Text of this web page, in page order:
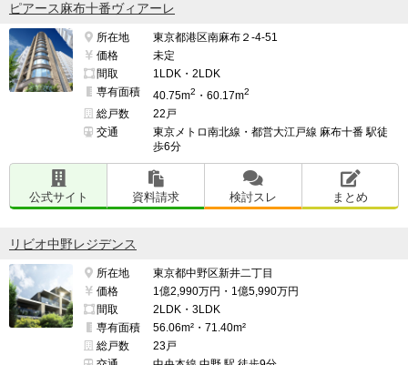
ピアース麻布十番ヴィアーレ
所在地
東京都港区南麻布２-4-51
価格
未定
間取
1LDK・2LDK
専有面積
40.75m2 ・60.17m2
総戸数
22戸
交通
東京メトロ南北線・都営大江戸線 麻布十番 駅徒
歩6分
公式サイト 資料請求 検討スレ まとめ
リビオ中野レジデンス
所在地
東京都中野区新井二丁目
価格
1億2,990万円・1億5,990万円
間取
2LDK・3LDK
専有面積
56.06m²・71.40m²
総戸数
23戸